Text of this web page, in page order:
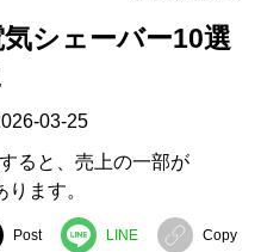
シェーバー10選
03-25
ると、売上の一部が
ます。
Post LINE Copy